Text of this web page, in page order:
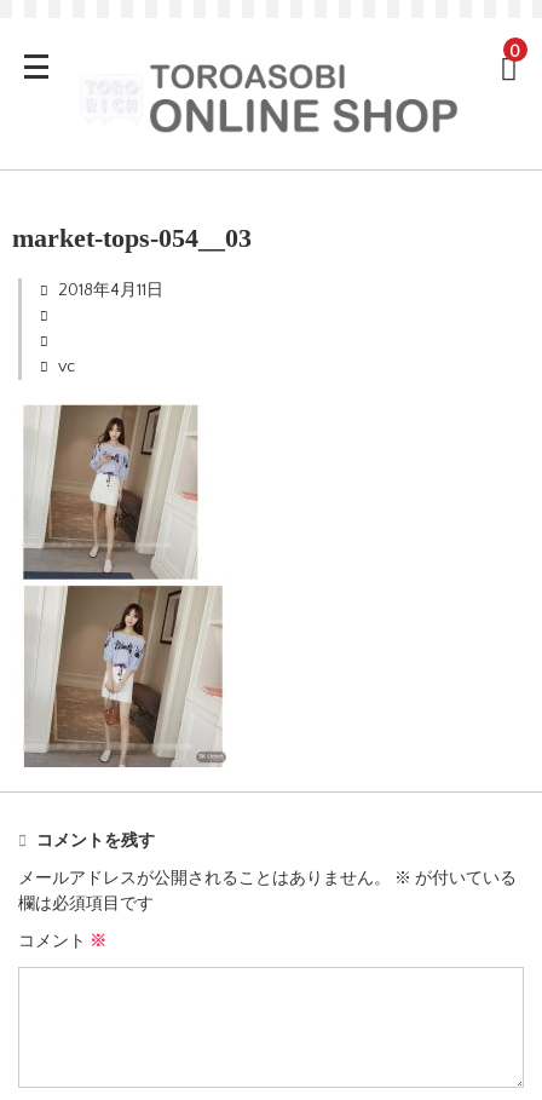
0
market-tops-054__03
2018年4月11日
vc
コメントを残す
メールアドレスが公開されることはありません。
※ が付いている
欄は必須項目です
コメント ※